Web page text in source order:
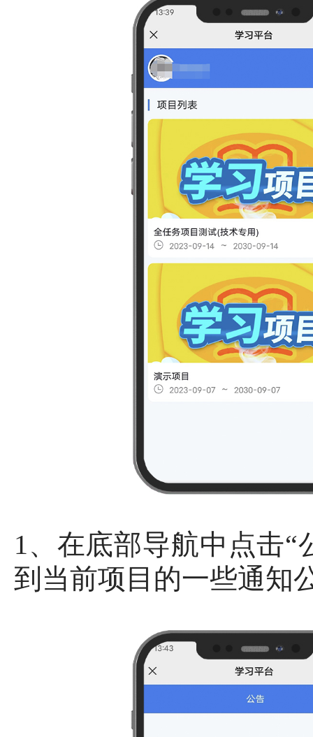
1、在底部导航中点击
到当前项目的一些通知